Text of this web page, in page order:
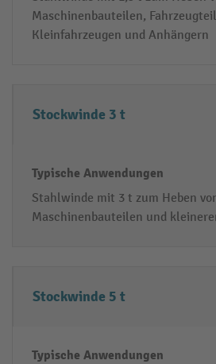
r
a
h
e
w
d
u
n
Maschinenbauteilen,
Kleinfahrzeugen und Anhängern
Stockwinde 3 t
Stahlwinde mit 3 t zum Heben
Maschinenbauteilen und
Stockwinde 5 t